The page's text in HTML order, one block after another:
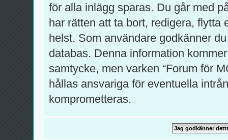
för alla inlägg sparas. Du går med
har rätten att ta bort, redigera, flytta
helst. Som användare godkänner
databas. Denna information
samtycke, men varken “Forum för
hållas ansvariga för eventuella
komprometteras.